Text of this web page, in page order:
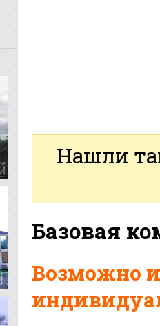
Нашли
Базовая
Возможно